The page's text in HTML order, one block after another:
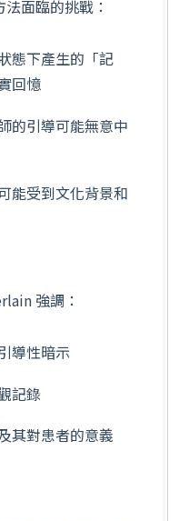
面臨的挑戰：
態下產生的「記
回憶
的引導可能無意中
能受到文化背景和
強調：
導性暗示
記錄
其對患者的意義